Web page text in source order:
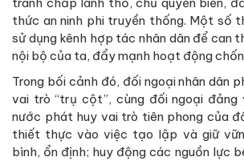
thức an ninh phi truyền thống. Một số
sử dụng kênh hợp tác nhân dân để can
nội bộ của ta, đẩy mạnh hoạt động
Trong bối cảnh đó, đối ngoại nhân dân
vai trò “trụ cột”, cùng đối ngoại đảng
nước phát huy vai trò tiên phong của
thiết thực vào việc tạo lập và giữ
bình, ổn định; huy động các nguồn lực